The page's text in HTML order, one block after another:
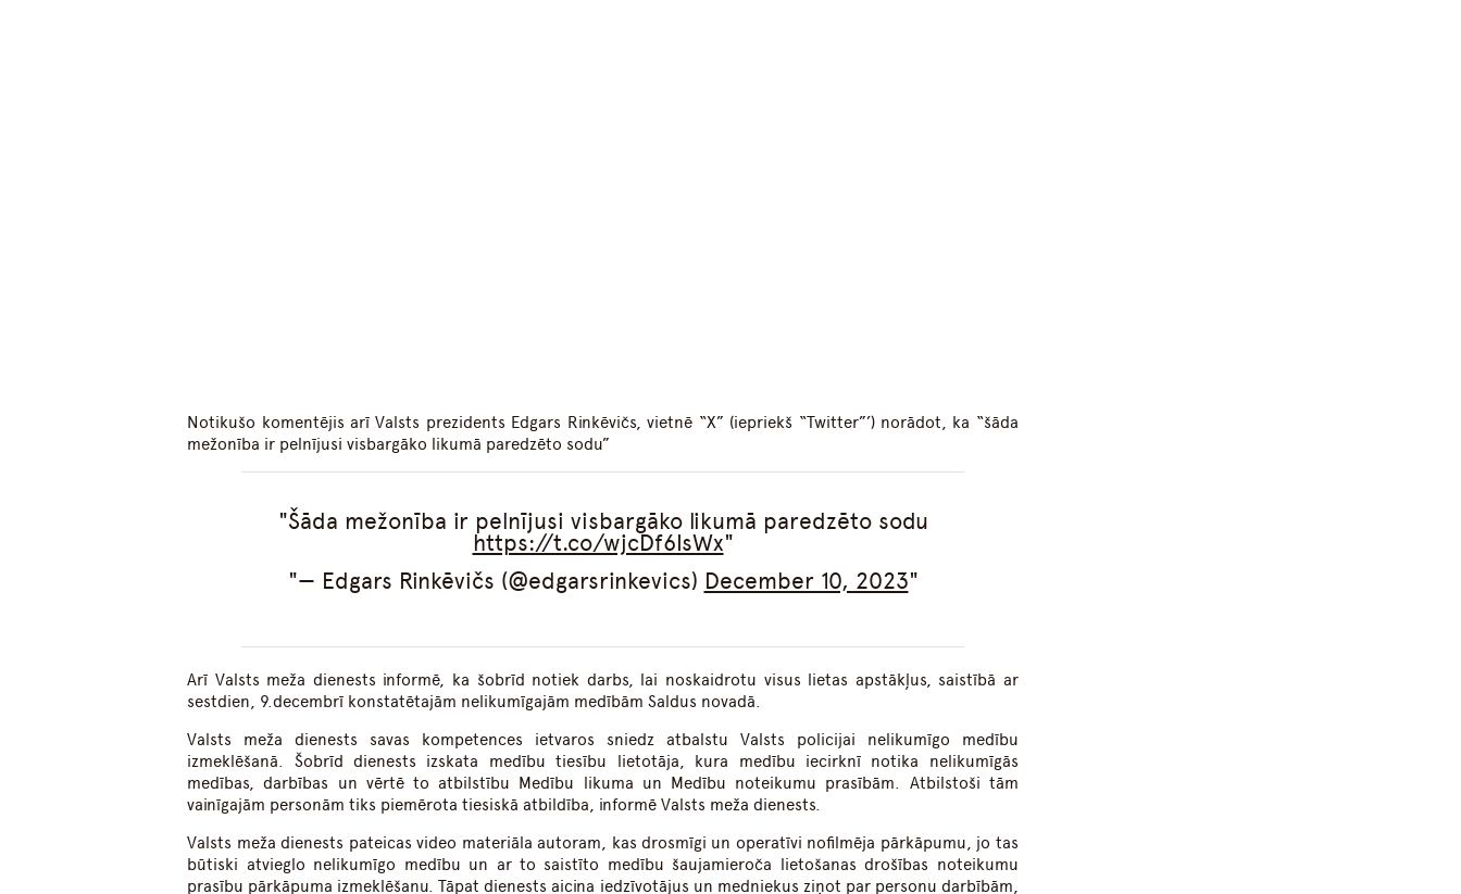
Notikušo komentējis arī Valsts prezidents Edgars Rinkēvičs, vietnē “X” (iepriekš “Twitter”’) norādot, ka “šāda
mežonība ir pelnījusi visbargāko likumā paredzēto sodu”
Šāda mežonība ir pelnījusi visbargāko likumā paredzēto sodu
https://t.co/wjcDf6IsWx
— Edgars Rinkēvičs (@edgarsrinkevics) December 10, 2023
Arī Valsts meža dienests informē, ka šobrīd notiek darbs, lai noskaidrotu visus lietas apstākļus, saistībā ar
sestdien, 9.decembrī konstatētajām nelikumīgajām medībām Saldus novadā.
Valsts meža dienests savas kompetences ietvaros sniedz atbalstu Valsts policijai nelikumīgo medību
izmeklēšanā. Šobrīd dienests izskata medību tiesību lietotāja, kura medību iecirknī notika nelikumīgās
medības, darbības un vērtē to atbilstību Medību likuma un Medību noteikumu prasībām. Atbilstoši tām
vainīgajām personām tiks piemērota tiesiskā atbildība, informē Valsts meža dienests.
Valsts meža dienests pateicas video materiāla autoram, kas drosmīgi un operatīvi nofilmēja pārkāpumu, jo tas
būtiski atvieglo nelikumīgo medību un ar to saistīto medību šaujamieroča lietošanas drošības noteikumu
prasību pārkāpuma izmeklēšanu. Tāpat dienests aicina iedzīvotājus un medniekus ziņot par personu darbībām,